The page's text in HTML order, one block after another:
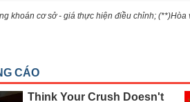
khoán cơ sở - giá thực hiện điều chỉnh;